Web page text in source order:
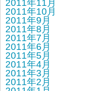
2011年11月
2011年10月
2011年9月
2011年8月
2011年7月
2011年6月
2011年5月
2011年4月
2011年3月
2011年2月